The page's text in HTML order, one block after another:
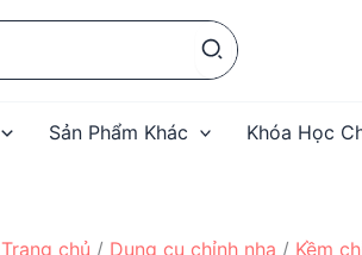
Sản Phẩm Khác Khóa Học
Trang chủ / Dụng cụ chỉnh nha / Kềm